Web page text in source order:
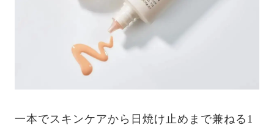
一本でスキンケアから日焼け止めまで兼ねる1